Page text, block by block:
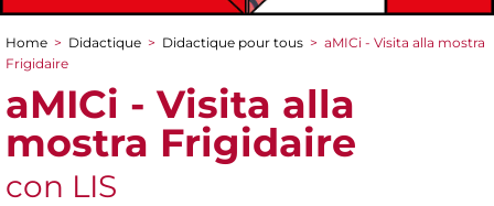
You are here
Home > Didactique > Didactique pour tous > aMICi - Visita alla mostra
Frigidaire
aMICi - Visita alla
mostra Frigidaire
con LIS